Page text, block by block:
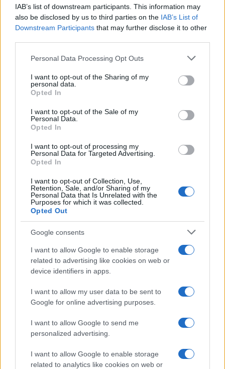
IAB’s list of downstream participants. This information may
also be disclosed by us to third parties on the IAB’s List of
Downstream Participants that may further disclose it to other
Please note that this website/app uses one or more Google
not limited to your visit or usage behaviour. You may click to
grant or deny consent to Google and its third-party tags to
use your data for below specified purposes in below Google
consent section.
Personal Data Processing Opt Outs
I want to opt-out of the Sharing of my
personal data.
Opted In
I want to opt-out of the Sale of my
Personal Data.
Opted In
I want to opt-out of processing my
Personal Data for Targeted Advertising.
Opted In
I want to opt-out of Collection, Use,
Retention, Sale, and/or Sharing of my
Personal Data that Is Unrelated with the
Purposes for which it was collected.
Opted Out
Google consents
I want to allow Google to enable storage
related to advertising like cookies on web or
device identifiers in apps.
I want to allow my user data to be sent to
Google for online advertising purposes.
I want to allow Google to send me
personalized advertising.
I want to allow Google to enable storage
related to analytics like cookies on web or
Olbia, divieto di sosta contro spaccio e degrado:
esplode la protesta
Pausa caffè impeccabile: come scegliere la
soluzione ideale per la casa e l’ufficio
Monte Pino, la fine di un lungo dolore: storia e
rinascita della strada che segnò la Gallura
Raid nelle campagne di Berchidda, rischio per
NECROLOGIE
Mario Malu